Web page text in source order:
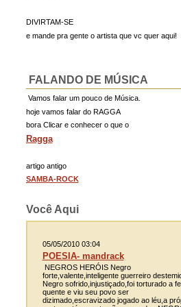
DIVIRTAM-SE
e mande pra gente o artista que vc quer aqui!
FALANDO DE MÚSICA
Vamos falar um pouco de Música.
hoje vamos falar do RAGGA
bora Clicar e conhecer o que o
Ragga
artigo antigo
SAMBA-ROCK
Você Aqui
05/05/2010 03:04
POESIA- mandrack
NEGROS HERÓIS Negro
forte,valente,inteligente guerreiro
Negro sofrido,injustiçado,foi torturado a
quente e viu seu povo ser
dizimado,escravizado jogado ao léu,a